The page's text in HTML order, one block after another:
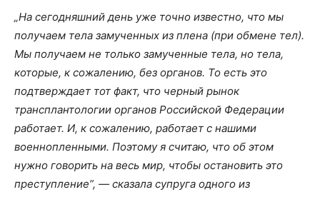
„На сегодняшний день уже точно известно, что мы
получаем тела замученных из плена (при обмене тел).
Мы получаем не только замученные тела, но тела,
которые, к сожалению, без органов. То есть это
подтверждает тот факт, что черный рынок
трансплантологии органов Российской Федерации
работает. И, к сожалению, работает с нашими
военнопленными. Поэтому я считаю, что об этом
нужно говорить на весь мир, чтобы остановить это
преступление”, — сказала супруга одного из